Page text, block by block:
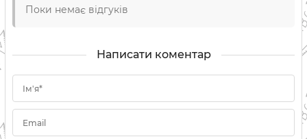
Поки немає відгуків
Написати коментар
Ім'я*
Email